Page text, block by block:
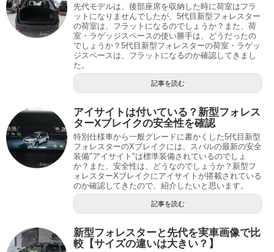
先代モデルは、後部座席を収納した時に荷室はフラ
ットになりませんでしたが、5代目新型フォレスター
の荷室は、フラットになるのでしょうか？また、荷
室・ラゲッジスペースの使い勝手は、どうだったの
でしょうか？5代目新型フォレスターの荷室・ラゲッ
ジスペースは、フラットになるのか確認してきまし
た。
記事を読む
アイサイトは付いている？新型フォレス
ターXブレイクの安全性を確認
特別仕様車から一般グレードに書かくした5代目新型
フォレスターのXブレイクには、スバルの最新の安全
装備"アイサイト"は標準装備されているのでしょ
か？また、安全性は、どうなのでしょうか？新型フ
ォレスターXブレイクにアイサイトが搭載されている
のか確認してきたので、紹介したいと思います。
記事を読む
新型フォレスターと先代を実車画像で比
較【サイズの違いは大きい？】